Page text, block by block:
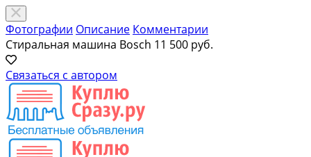
Фотографии Описание Комментарии
Стиральная машина Bosch 11 500 руб.
Связаться с автором